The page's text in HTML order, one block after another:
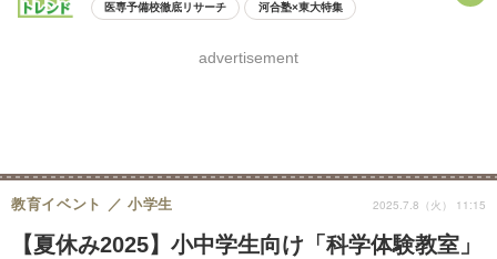
医専予備校徹底リサーチ 河合塾×東大特集
8月開催学校説明会・相談会
advertisement
【夏休み2025】小中学生向け「科学体験教室」
教育イベント 小学生 2025.7.8（火） 11:15